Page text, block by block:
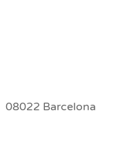
08022 Barcelona